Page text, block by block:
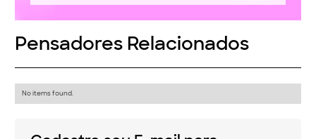
Pensadores Relacionados
No items found.